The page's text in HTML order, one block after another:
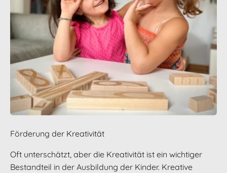
Förderung der Kreativität
Oft unterschätzt, aber die Kreativität ist ein wichtiger
Bestandteil in der Ausbildung der Kinder. Kreative